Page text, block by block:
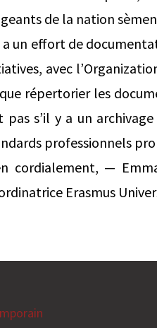
de la nation
a un effort de
avec
répertorier les
pas s’il y a un
professionnels
cordialement, —
Erasmus